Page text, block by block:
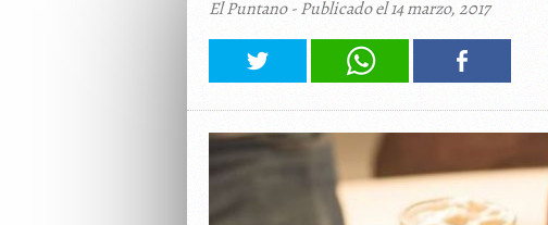
El Puntano - Publicado el 14 marzo, 2017